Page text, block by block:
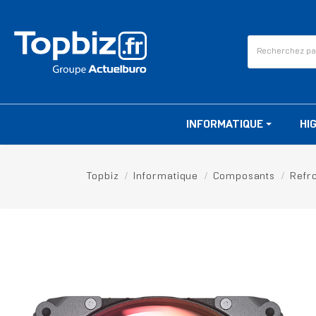
INFORMATIQUE
Topbiz Informatique Composants